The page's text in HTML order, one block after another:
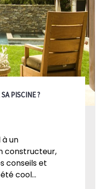
PISCINE ?
un
constructeur,
conseils et
cool...